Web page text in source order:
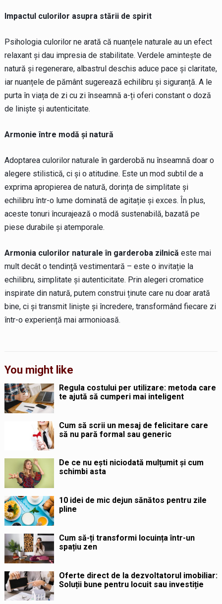
Impactul culorilor asupra stării de spirit
Psihologia culorilor ne arată că nuanțele naturale au un efect
relaxant și dau impresia de stabilitate. Verdele amintește de
natură și regenerare, albastrul deschis aduce pace și claritate,
iar nuanțele de pământ sugerează echilibru și siguranță. A le
purta în viața de zi cu zi înseamnă a-ți oferi constant o doză
de liniște și autenticitate.
Armonie între modă și natură
Adoptarea culorilor naturale în garderobă nu înseamnă doar o
alegere stilistică, ci și o atitudine. Este un mod subtil de a
exprima apropierea de natură, dorința de simplitate și
echilibru într-o lume dominată de agitație și exces. În plus,
aceste tonuri încurajează o modă sustenabilă, bazată pe
piese durabile și atemporale.
Armonia culorilor naturale în garderoba zilnică este mai
mult decât o tendință vestimentară – este o invitație la
echilibru, simplitate și autenticitate. Prin alegeri cromatice
inspirate din natură, putem construi ținute care nu doar arată
bine, ci și transmit liniște și încredere, transformând fiecare zi
într-o experiență mai armonioasă.
You might like
Regula costului per utilizare: metoda care
te ajută să cumperi mai inteligent
Cum să scrii un mesaj de felicitare care
să nu pară formal sau generic
De ce nu ești niciodată mulțumit și cum
schimbi asta
10 idei de mic dejun sănătos pentru zile
pline
Cum să-ți transformi locuința într-un
spațiu zen
Oferte direct de la dezvoltatorul imobiliar:
Soluții bune pentru locuit sau investiție